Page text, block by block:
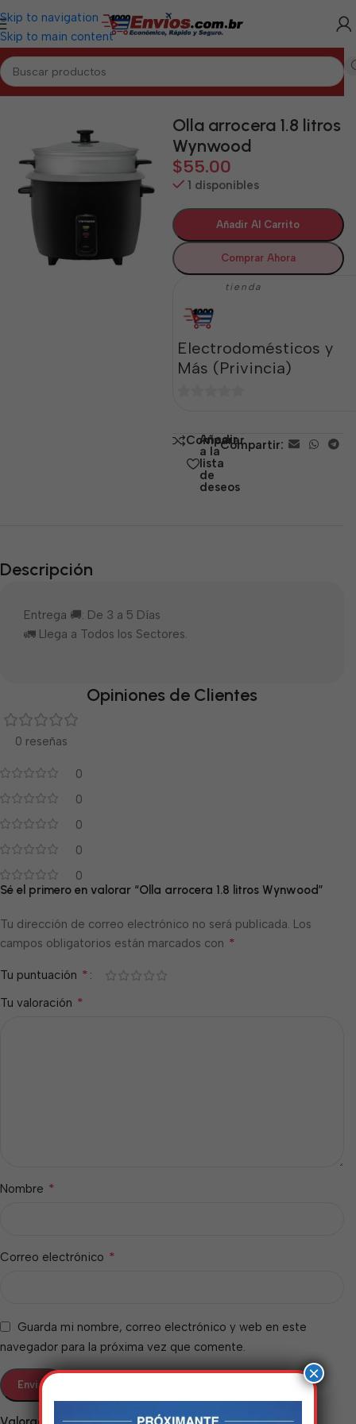
Skip to navigation
Skip to main content
Inicio/CIENFUEGOS/Electrodomésticos Cienfuegos
Olla arrocera 1.8 litros
Wynwood
$55.00
1 disponibles
Añadir Al Carrito
Comprar Ahora
tienda
Electrodomésticos y
Más (Privincia)
5 Comparar
Añadir
a la
lista
de
deseos
Compartir:
Descripción
Entrega 🚚: De 3 a 5 Días
🚛 Llega a Todos los Sectores.
Opiniones de Clientes
0 reseñas
0
0
0
0
0
Sé el primero en valorar “Olla arrocera 1.8 litros Wynwood”
Tu dirección de correo electrónico no será publicada. Los
campos obligatorios están marcados con *
Tu puntuación *
Tu valoración *
Nombre *
Correo electrónico *
Guarda mi nombre, correo electrónico y web en este
navegador para la próxima vez que comente.
×